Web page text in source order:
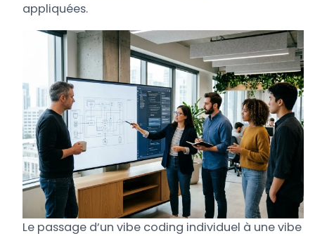
appliquées.
Le passage d’un vibe coding individuel à une vibe